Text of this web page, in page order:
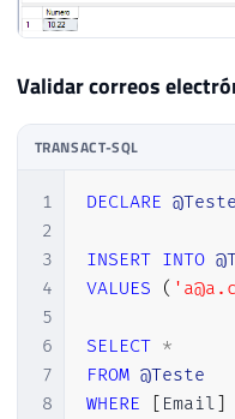
Validar correos
TRANSACT-SQL
1
2
3
4
5
6
7
8
DECLARE @Teste
INSERT INTO
VALUES
(
SELECT *
FROM @Teste
WHERE
[ Email]